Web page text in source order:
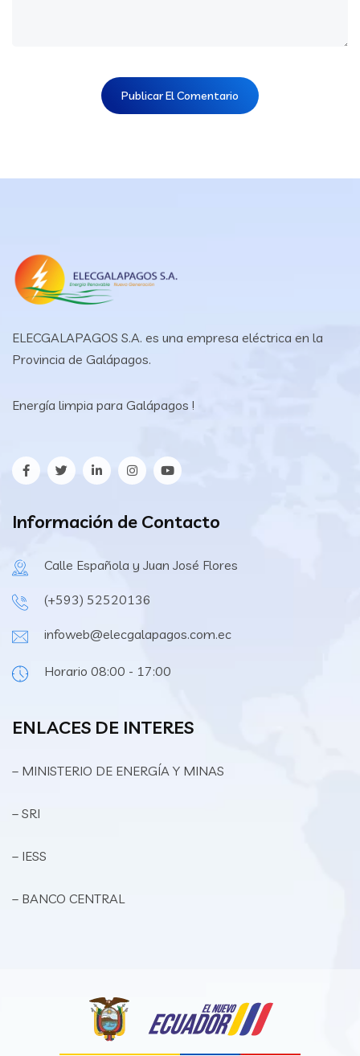
ELECGALAPAGOS S.A. es una empresa eléctrica en la
Provincia de Galápagos.
Energía limpia para Galápagos !
Información de Contacto
Calle Española y Juan José Flores
(+593) 52520136
infoweb@elecgalapagos.com.ec
Horario 08:00 - 17:00
ENLACES DE INTERES
– MINISTERIO DE ENERGÍA Y MINAS
– SRI
– IESS
– BANCO CENTRAL